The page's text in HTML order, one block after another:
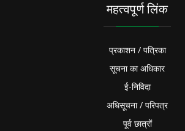
महत्वपूर्ण लिंक
प्रकाशन / पत्रिका
सूचना का अधिकार
ई-निविदा
अधिसूचना / परिपत्र
पूर्व छात्रों